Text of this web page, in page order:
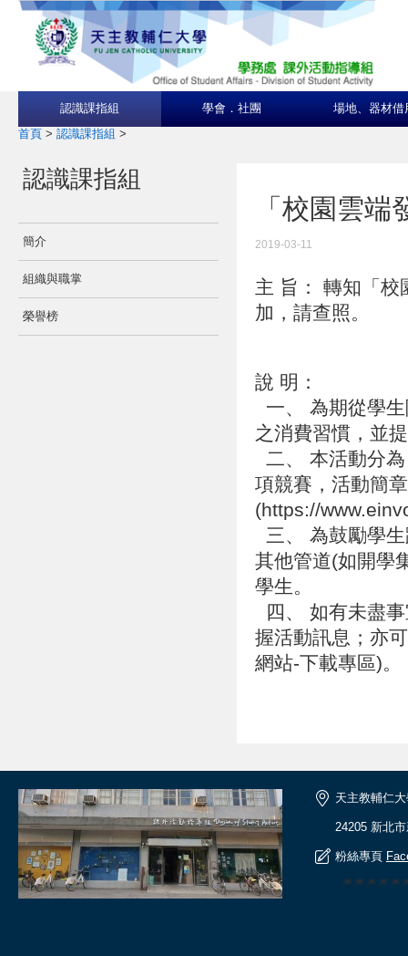
認識課指組 學會．社團 場地、器材借
首頁 > 認識課指組 >
認識課指組
簡介
組織與職掌
榮譽榜
「校園雲端
2019-03-11
主 旨： 轉知「校
加，請查照。
說 明：
一、 為期從學
之消費習慣，並
二、 本活動分
項競賽，活動簡
(https://
三、 為鼓勵學
其他管道(如開學
學生。
四、 如有未盡
握活動訊息；亦
網站-下載專區)。
天主教輔仁
24205 新北
粉絲專頁